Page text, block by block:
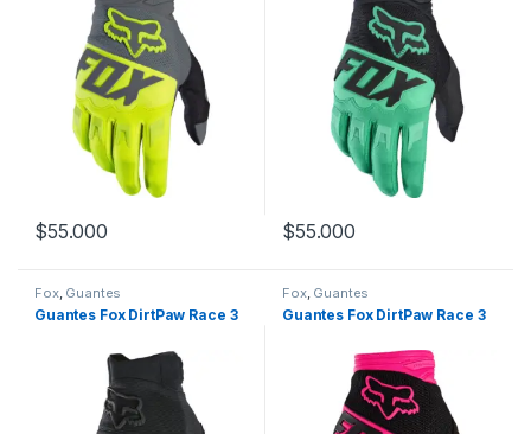
$55.000
Este producto tiene múltiples variantes. Las opciones se
$55.000
Este producto tiene múltiples
Fox, Guantes
Guantes Fox DirtPaw Race 3
Fox, Guantes
Guantes Fox DirtPaw Race 3